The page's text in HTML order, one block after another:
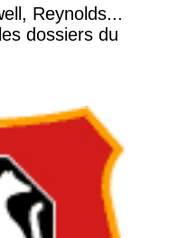
Reynolds...
dossiers du